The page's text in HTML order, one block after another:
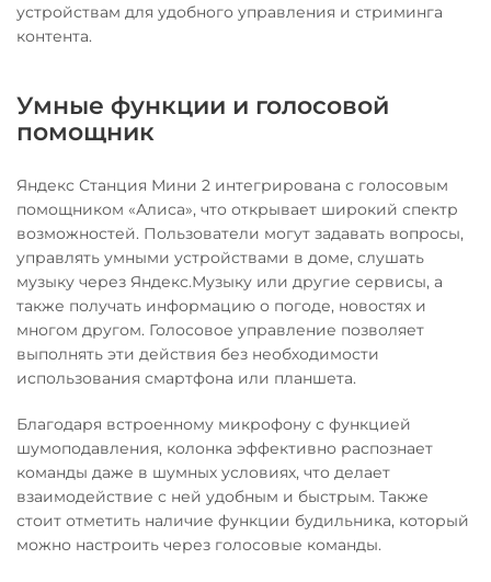
устройствам для удобного управления и стриминга
контента.
Умные функции и голосовой
помощник
Яндекс Станция Мини 2 интегрирована с голосовым
помощником «Алиса», что открывает широкий спектр
возможностей. Пользователи могут задавать вопросы,
управлять умными устройствами в доме, слушать
музыку через Яндекс.Музыку или другие сервисы, а
также получать информацию о погоде, новостях и
многом другом. Голосовое управление позволяет
выполнять эти действия без необходимости
использования смартфона или планшета.
Благодаря встроенному микрофону с функцией
шумоподавления, колонка эффективно распознает
команды даже в шумных условиях, что делает
взаимодействие с ней удобным и быстрым. Также
стоит отметить наличие функции будильника, который
можно настроить через голосовые команды.